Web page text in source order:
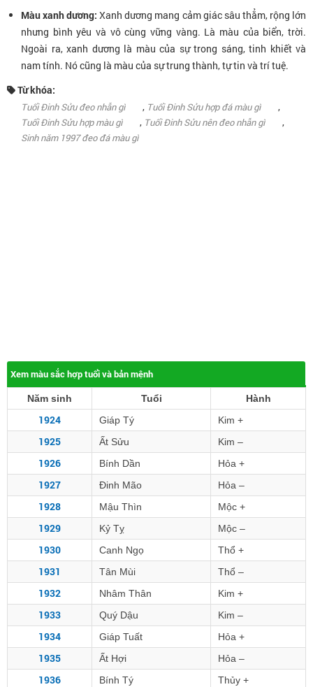
Màu xanh dương: Xanh dương mang cảm giác sâu thẳm, rộng lớn
nhưng bình yêu và vô cùng vững vàng. Là màu của biển, trời.
Ngoài ra, xanh dương là màu của sự trong sáng, tinh khiết và
nam tính. Nó cũng là màu của sự trung thành, tự tin và trí tuệ.
Từ khóa:
Tuổi Đinh Sửu đeo nhẫn gì , Tuổi Đinh Sửu hợp đá màu gì ,
Tuổi Đinh Sửu hợp màu gì , Tuổi Đinh Sửu nên đeo nhẫn gì ,
Sinh năm 1997 đeo đá màu gì
Xem màu sắc hợp tuổi và bản mệnh
Năm sinh Tuổi Hành
1924 Giáp Tý Kim +
1925 Ất Sửu Kim –
1926 Bính Dần Hỏa +
1927 Đinh Mão Hỏa –
1928 Mậu Thìn Mộc +
1929 Kỷ Tỵ Mộc –
1930 Canh Ngọ Thổ +
1931 Tân Mùi Thổ –
1932 Nhâm Thân Kim +
1933 Quý Dậu Kim –
1934 Giáp Tuất Hỏa +
1935 Ất Hợi Hỏa –
1936 Bính Tý Thủy +